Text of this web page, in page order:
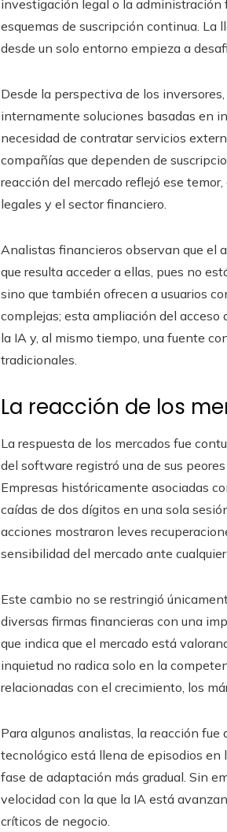
investigación legal o la
esquemas de suscripción continua. La
desde un solo entorno empieza a
Desde la perspectiva de los
internamente soluciones basadas en
necesidad de contratar servicios
compañías que dependen de
reacción del mercado reflejó ese
legales y el sector financiero.
Analistas financieros observan que el
que resulta acceder a ellas, pues no
sino que también ofrecen a usuarios
complejas; esta ampliación del acceso
la IA y, al mismo tiempo, una fuente
tradicionales.
La reacción de los
La respuesta de los mercados fue
del software registró una de sus
Empresas históricamente asociadas
caídas de dos dígitos en una sola
acciones mostraron leves
sensibilidad del mercado ante
Este cambio no se restringió
diversas firmas financieras con una
que indica que el mercado está
inquietud no radica solo en la
relacionadas con el crecimiento, los
Para algunos analistas, la reacción
tecnológico está llena de episodios en
fase de adaptación más gradual. Sin
velocidad con la que la IA está
críticos de negocio.